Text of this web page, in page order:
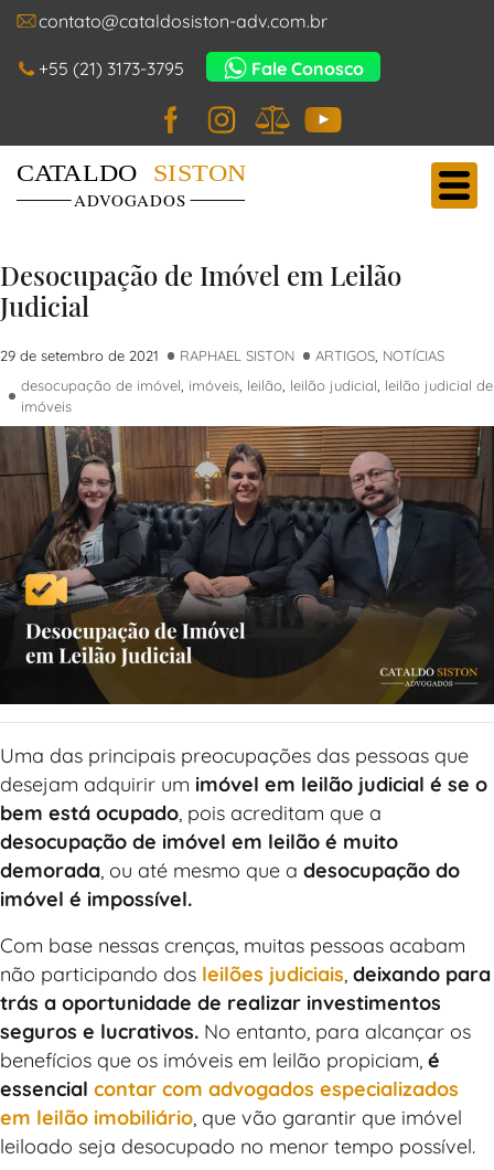
contato@cataldosiston-adv.com.br
+55 (21) 3173-3795 Fale Conosco
Facebook
Instagram
JusBrasil
YouTube
Main Navigation
Cataldo Siston Advogados
Desocupação de Imóvel em Leilão
Judicial
29 de setembro de 2021 RAPHAEL SISTON ARTIGOS NOTÍCIAS
desocupação de imóvel imóveis leilão leilão judicial leilão judicial de
imóveis
Uma das principais preocupações das pessoas que
desejam adquirir um imóvel em leilão judicial é se o
bem está ocupado , pois acreditam que a
desocupação de imóvel em leilão é muito
demorada , ou até mesmo que a desocupação do
imóvel é impossível.
Com base nessas crenças, muitas pessoas acabam
não participando dos leilões judiciais deixando para
trás a oportunidade de realizar investimentos
seguros e lucrativos. No entanto, para alcançar os
benefícios que os imóveis em leilão propiciam, é
essencial contar com advogados especializados
em leilão imobiliário , que vão garantir que imóvel
leiloado seja desocupado no menor tempo possível.